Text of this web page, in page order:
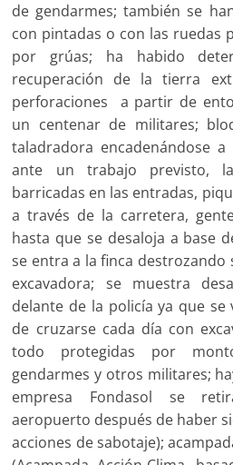
de gendarmes; también se
con pintadas o con las ruedas
por grúas; ha habido
recuperación de la tierra
perforaciones a partir de
un centenar de militares;
taladradora encadenándose
ante un trabajo previsto,
barricadas en las entradas,
a través de la carretera,
hasta que se desaloja a base
se entra a la finca destrozando
excavadora; se muestra
delante de la policía ya que
de cruzarse cada día con
todo protegidas por
gendarmes y otros militares;
empresa Fondasol se
aeropuerto después de haber
acciones de sabotaje);